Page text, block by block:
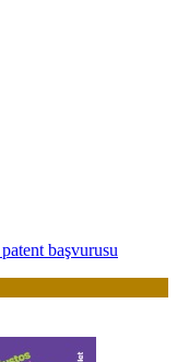
başvurusu